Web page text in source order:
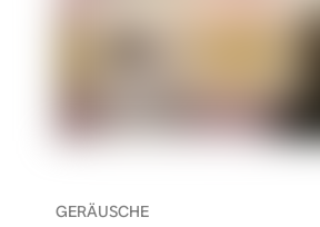
GERÄUSCHE